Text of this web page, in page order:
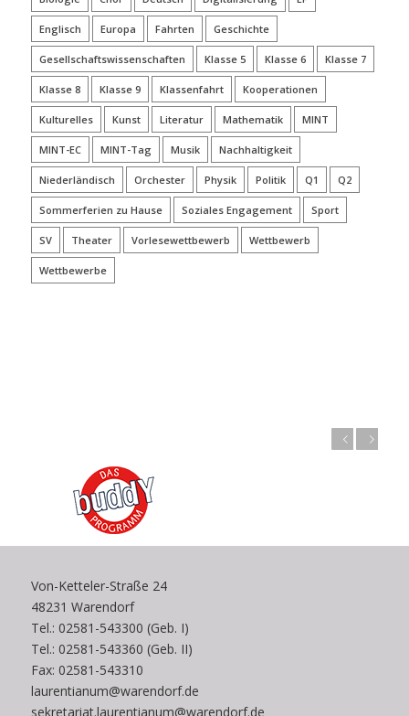
Englisch Europa Fahrten Geschichte
Gesellschaftswissenschaften Klasse 5 Klasse 6 Klasse 7
Klasse 8 Klasse 9 Klassenfahrt Kooperationen
Kulturelles Kunst Literatur Mathematik MINT
MINT-EC MINT-Tag Musik Nachhaltigkeit
Niederländisch Orchester Physik Politik Q1 Q2
Sommerferien zu Hause Soziales Engagement Sport
SV Theater Vorlesewettbewerb Wettbewerb
Wettbewerbe
Von-Ketteler-Straße 24
48231 Warendorf
Tel.: 02581-543300 (Geb. I)
Tel.: 02581-543360 (Geb. II)
Fax: 02581-543310
laurentianum@warendorf.de
sekretariat.laurentianum@warendorf.de